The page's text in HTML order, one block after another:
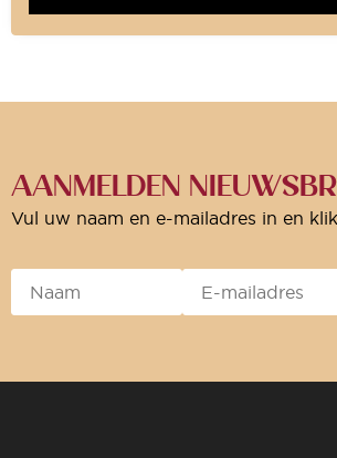
AANMELDEN
Vul uw naam en e-mailadres in en